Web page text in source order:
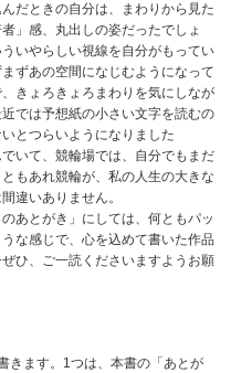
だときの自分は、まわりから見た
」感、丸出しの姿だったでしょ
いやらしい視線を自分がもってい
ずあの空間になじむようになって
きょろきょろまわりを気にしなが
では予想紙の小さい文字を読むの
とつらいようになりました
いて、競輪場では、自分でもまだ
もあれ競輪が、私の人生の大きな
違いありません。
あとがき」にしては、何ともパッ
な感じで、心を込めて書いた作品
ひ、ご一読くださいますようお願
きます。1つは、本書の「あとが